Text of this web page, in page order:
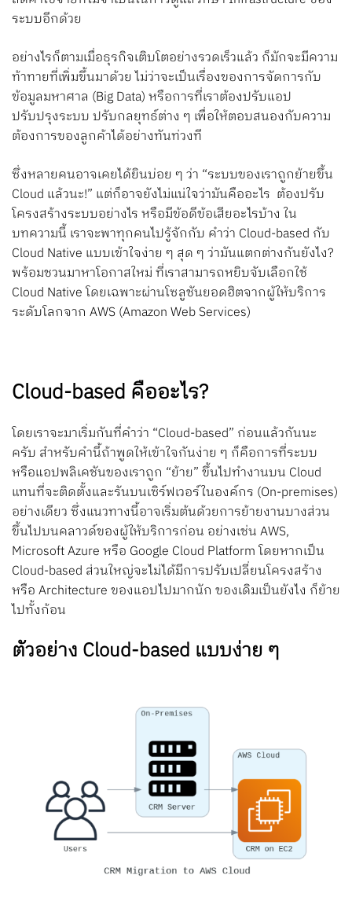
ระบบอีกด้วย
อย่างไรก็ตามเมื่อธุรกิจเติบโตอย่างรวดเร็วแล้ว ก็มักจะมีความ
ท้าทายที่เพิ่มขึ้นมาด้วย ไม่ว่าจะเป็นเรื่องของการจัดการกับ
ข้อมูลมหาศาล (Big Data) หรือการที่เราต้องปรับแอป
ปรับปรุงระบบ ปรับกลยุทธ์ต่าง ๆ เพื่อให้ตอบสนองกับความ
ต้องการของลูกค้าได้อย่างทันท่วงที
ซึ่งหลายคนอาจเคยได้ยินบ่อย ๆ ว่า “ระบบของเราถูกย้ายขึ้น
Cloud แล้วนะ!” แต่ก็อาจยังไม่แน่ใจว่ามันคืออะไร ต้องปรับ
โครงสร้างระบบอย่างไร หรือมีข้อดีข้อเสียอะไรบ้าง ใน
บทความนี้ เราจะพาทุกคนไปรู้จักกับ คำว่า Cloud-based กับ
Cloud Native แบบเข้าใจง่าย ๆ สุด ๆ ว่ามันแตกต่างกันยังไง?
พร้อมชวนมาหาโอกาสใหม่ ที่เราสามารถหยิบจับเลือกใช้
Cloud Native โดยเฉพาะผ่านโซลูชันยอดฮิตจากผู้ให้บริการ
ระดับโลกจาก AWS (Amazon Web Services)
Cloud-based คืออะไร?
โดยเราจะมาเริ่มกันที่คำว่า “Cloud-based” ก่อนแล้วกันนะ
ครับ สำหรับคำนี้ถ้าพูดให้เข้าใจกันง่าย ๆ ก็คือการที่ระบบ
หรือแอปพลิเคชันของเราถูก “ย้าย” ขึ้นไปทำงานบน Cloud
แทนที่จะติดตั้งและรันบนเซิร์ฟเวอร์ในองค์กร (On-premises)
อย่างเดียว ซึ่งแนวทางนี้อาจเริ่มต้นด้วยการย้ายงานบางส่วน
ขึ้นไปบนคลาวด์ของผู้ให้บริการก่อน อย่างเช่น AWS,
Microsoft Azure หรือ Google Cloud Platform โดยหากเป็น
Cloud-based ส่วนใหญ่จะไม่ได้มีการปรับเปลี่ยนโครงสร้าง
หรือ Architecture ของแอปไปมากนัก ของเดิมเป็นยังไง ก็ย้าย
ไปทั้งก้อน
ตัวอย่าง Cloud-based แบบง่าย ๆ